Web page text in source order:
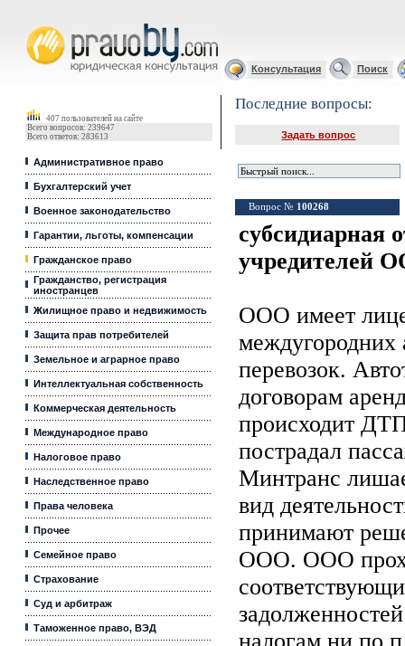
Консультация Поиск
407 пользователей на сайте
Всего вопросов: 239647
Всего ответов: 283613
Административное право
Бухгалтерский учет
Военное законодательство
Гарантии, льготы, компенсации
Гражданское право
Гражданство, регистрация
иностранцев
Жилищное право и недвижимость
Защита прав потребителей
Земельное и аграрное право
Интеллектуальная собственность
Коммерческая деятельность
Международное право
Налоговое право
Наследственное право
Права человека
Прочее
Семейное право
Страхование
Суд и арбитраж
Таможенное право, ВЭД
Последние вопросы:
Задать вопрос
Вопрос № 100268
субсидиарная
учредителей
ООО имеет
междугородних
перевозок.
договорам
происходит
пострадал
Минтранс
вид
принимают
ООО. ООО